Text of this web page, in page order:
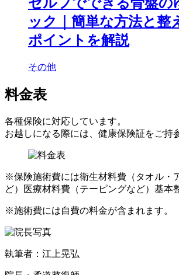
ック｜簡単な方法と整
ポイントを解説
その他
料金表
各種保険に対応しています。
お越しになる際には、健康保険証をご持
※保険施術費には衛生材料費（タオル・
ど）医療材料費（テーピングなど）基本
※施術費には自費の料金が含まれます。
執筆者：江上晃弘